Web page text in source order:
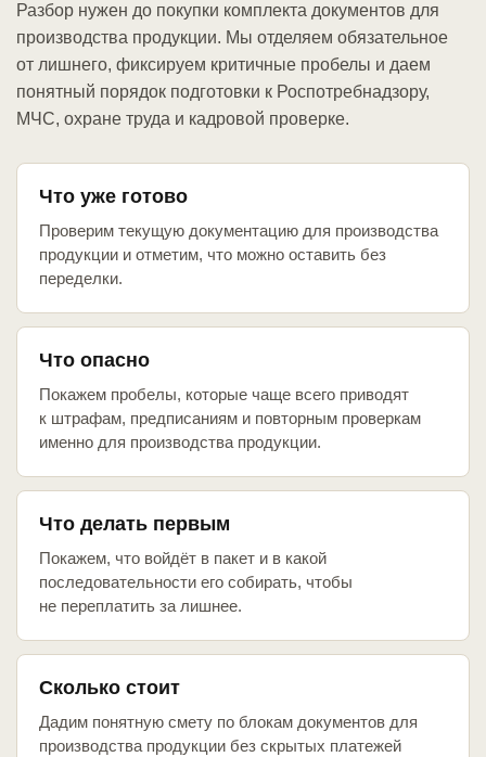
Разбор нужен до покупки комплекта документов для
производства продукции. Мы отделяем обязательное
от лишнего, фиксируем критичные пробелы и даем
понятный порядок подготовки к Роспотребнадзору,
МЧС, охране труда и кадровой проверке.
Что уже готово
Проверим текущую документацию для производства
продукции и отметим, что можно оставить без
переделки.
Что опасно
Покажем пробелы, которые чаще всего приводят
к штрафам, предписаниям и повторным проверкам
именно для производства продукции.
Что делать первым
Покажем, что войдёт в пакет и в какой
последовательности его собирать, чтобы
не переплатить за лишнее.
Сколько стоит
Дадим понятную смету по блокам документов для
производства продукции без скрытых платежей